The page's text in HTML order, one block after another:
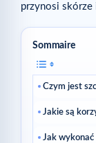
przynosi skórze
Sommaire
Czym jest
Jakie są
Jak wykonać